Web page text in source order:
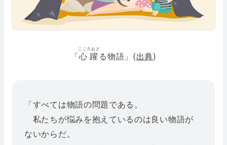
「心躍
こころおど
る物語」(出典)
「すべては物語の問題である。
私たちが悩みを抱えているのは良い物語が
ないからだ。